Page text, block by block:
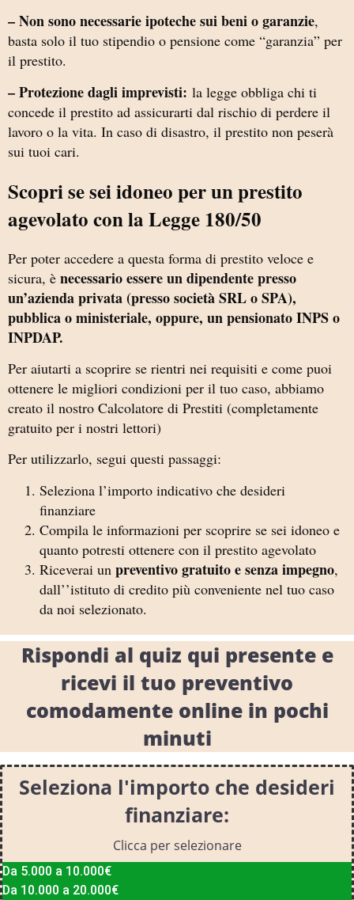
– Non sono necessarie ipoteche sui beni o garanzie,
basta solo il tuo stipendio o pensione come “garanzia” per
il prestito.
– Protezione dagli imprevisti: la legge obbliga chi ti
concede il prestito ad assicurarti dal rischio di perdere il
lavoro o la vita. In caso di disastro, il prestito non peserà
sui tuoi cari.
Scopri se sei idoneo per un prestito
agevolato con la Legge 180/50
Per poter accedere a questa forma di prestito veloce e
sicura, è necessario essere un dipendente presso
un’azienda privata (presso società SRL o SPA),
pubblica o ministeriale, oppure, un pensionato INPS o
INPDAP.
Per aiutarti a scoprire se rientri nei requisiti e come puoi
ottenere le migliori condizioni per il tuo caso, abbiamo
creato il nostro Calcolatore di Prestiti (completamente
gratuito per i nostri lettori)
Per utilizzarlo, segui questi passaggi:
Seleziona l’importo indicativo che desideri
finanziare
Compila le informazioni per scoprire se sei idoneo e
quanto potresti ottenere con il prestito agevolato
Riceverai un preventivo gratuito e senza impegno,
dall’’istituto di credito più conveniente nel tuo caso
da noi selezionato.
Rispondi al quiz qui presente e
ricevi il tuo preventivo
comodamente online in pochi
minuti
Seleziona l'importo che desideri
finanziare:
Clicca per selezionare
Da 5.000 a 10.000€
Da 10.000 a 20.000€